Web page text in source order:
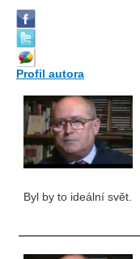
Profil autora
Byl by to ideální svět.